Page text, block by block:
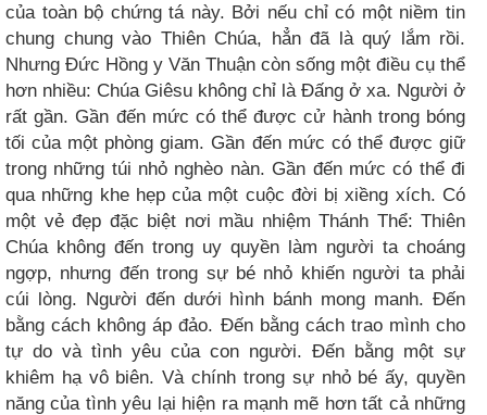
của toàn bộ chứng tá này. Bởi nếu chỉ có một niềm tin
chung chung vào Thiên Chúa, hẳn đã là quý lắm rồi.
Nhưng Đức Hồng y Văn Thuận còn sống một điều cụ thể
hơn nhiều: Chúa Giêsu không chỉ là Đấng ở xa. Người ở
rất gần. Gần đến mức có thể được cử hành trong bóng
tối của một phòng giam. Gần đến mức có thể được giữ
trong những túi nhỏ nghèo nàn. Gần đến mức có thể đi
qua những khe hẹp của một cuộc đời bị xiềng xích. Có
một vẻ đẹp đặc biệt nơi mầu nhiệm Thánh Thể: Thiên
Chúa không đến trong uy quyền làm người ta choáng
ngợp, nhưng đến trong sự bé nhỏ khiến người ta phải
cúi lòng. Người đến dưới hình bánh mong manh. Đến
bằng cách không áp đảo. Đến bằng cách trao mình cho
tự do và tình yêu của con người. Đến bằng một sự
khiêm hạ vô biên. Và chính trong sự nhỏ bé ấy, quyền
năng của tình yêu lại hiện ra mạnh mẽ hơn tất cả những